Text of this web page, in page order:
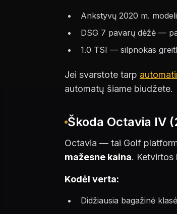
Ankstyvų 2020 m.
DSG 7 pavarų dėžė —
1.0 TSI — silpnokas
Jei svarstote tarp
automatų šiame biudžete.
Škoda Octavia IV
Octavia — tai Golf
mažesne kaina. Ketvirtos
Kodėl verta:
Didžiausia bagažinė